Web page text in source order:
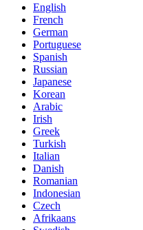
English
French
German
Portuguese
Spanish
Russian
Japanese
Korean
Arabic
Irish
Greek
Turkish
Italian
Danish
Romanian
Indonesian
Czech
Afrikaans